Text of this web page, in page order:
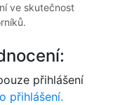
ve skutečnost
přihlášení
přihlášení.